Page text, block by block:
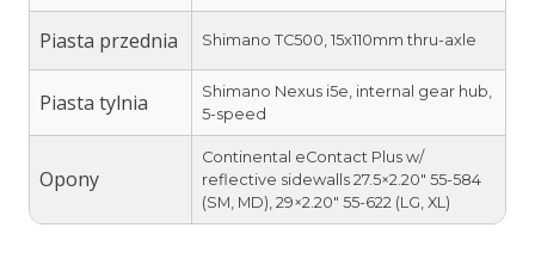
Piasta przednia Shimano TC500, 15x110mm thru-axle
Piasta tylnia
Shimano Nexus i5e, internal gear hub,
5-speed
Opony
Continental eContact Plus w/
reflective sidewalls 27.5×2.20″ 55-584
(SM, MD), 29×2.20″ 55-622 (LG, XL)